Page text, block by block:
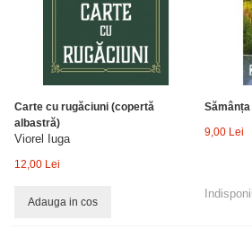
Carte cu rugăciuni (copertă
albastră)
Viorel Iuga
12,00 Lei
Adauga in cos
9,00 Lei